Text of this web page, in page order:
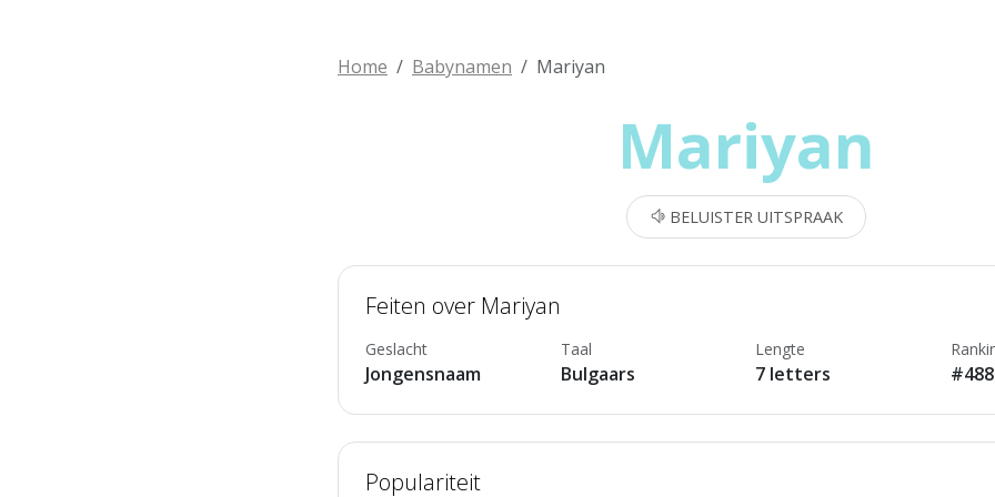
Home Babynamen Mariyan
Mariyan
BELUISTER UITSPRAAK
Feiten over Mariyan
Geslacht
Jongensnaam
Taal
Bulgaars
Lengte
7 letters
Populariteit